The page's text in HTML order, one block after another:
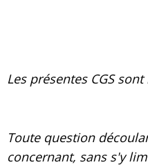
Les présentes CGS
Toute question
concernant, sans s'y